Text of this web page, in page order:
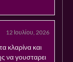
12 Ιουλίου, 2026
κλαρίνα και
να γουσταρει